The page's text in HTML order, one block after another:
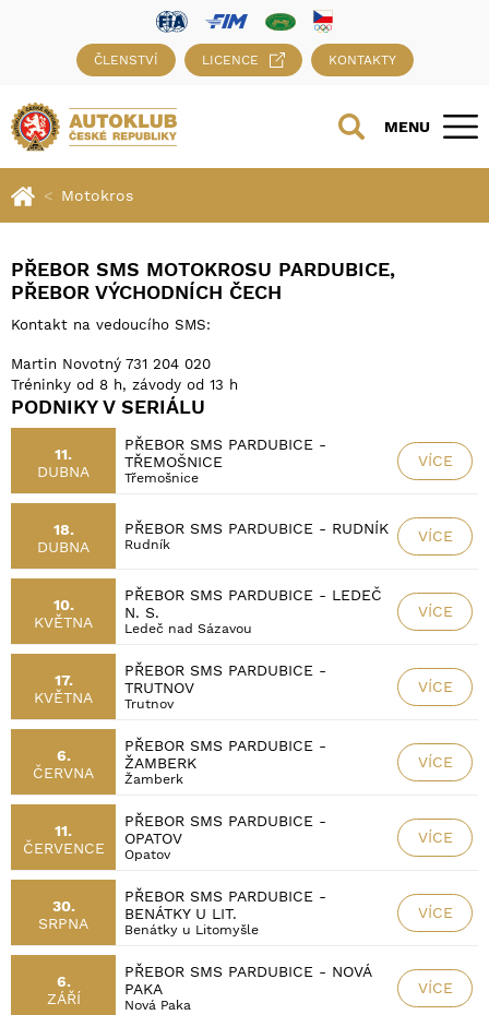
ČLENSTVÍ LICENCE KONTAKTY
MENU
Motokros
PŘEBOR SMS MOTOKROSU PARDUBICE,
PŘEBOR VÝCHODNÍCH ČECH
Kontakt na vedoucího SMS:
Martin Novotný 731 204 020
Tréninky od 8 h, závody od 13 h
PODNIKY V SERIÁLU
11.
DUBNA
PŘEBOR SMS PARDUBICE -
TŘEMOŠNICE
Třemošnice
VÍCE
18.
DUBNA
PŘEBOR SMS PARDUBICE - RUDNÍK
Rudník
VÍCE
10.
KVĚTNA
PŘEBOR SMS PARDUBICE - LEDEČ
N. S.
Ledeč nad Sázavou
VÍCE
17.
KVĚTNA
PŘEBOR SMS PARDUBICE -
TRUTNOV
Trutnov
VÍCE
6.
ČERVNA
PŘEBOR SMS PARDUBICE -
ŽAMBERK
Žamberk
VÍCE
11.
ČERVENCE
PŘEBOR SMS PARDUBICE -
OPATOV
Opatov
VÍCE
30.
SRPNA
PŘEBOR SMS PARDUBICE -
BENÁTKY U LIT.
Benátky u Litomyšle
VÍCE
6.
ZÁŘÍ
PŘEBOR SMS PARDUBICE - NOVÁ
PAKA
Nová Paka
VÍCE